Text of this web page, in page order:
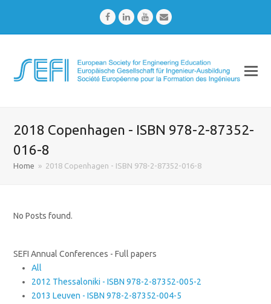
FacebookLinkedInYoutubeEmail
2018 Copenhagen - ISBN 978-2-87352-
016-8
Home » 2018 Copenhagen - ISBN 978-2-87352-016-8
No Posts found.
SEFI Annual Conferences - Full papers
All
2012 Thessaloniki - ISBN 978-2-87352-005-2
2013 Leuven - ISBN 978-2-87352-004-5